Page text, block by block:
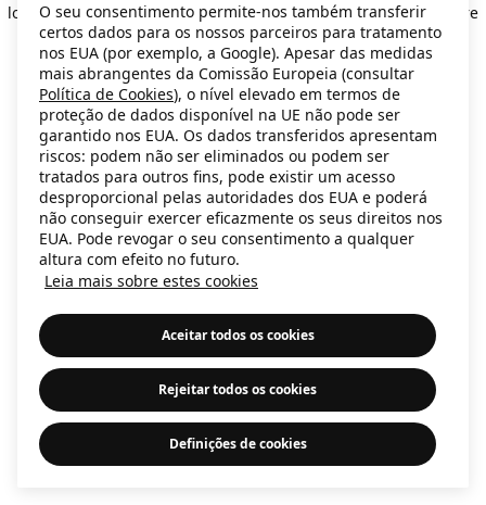
loadingsecondhand.ikea.com (see the browser console for more
information).
O seu consentimento permite-nos também transferir
certos dados para os nossos parceiros para tratamento
nos EUA (por exemplo, a Google). Apesar das medidas
mais abrangentes da Comissão Europeia (consultar
Política de Cookies), o nível elevado em termos de
proteção de dados disponível na UE não pode ser
garantido nos EUA. Os dados transferidos apresentam
riscos: podem não ser eliminados ou podem ser
tratados para outros fins, pode existir um acesso
desproporcional pelas autoridades dos EUA e poderá
não conseguir exercer eficazmente os seus direitos nos
EUA. Pode revogar o seu consentimento a qualquer
altura com efeito no futuro.
Leia mais sobre estes cookies
Aceitar todos os cookies
Rejeitar todos os cookies
Definições de cookies